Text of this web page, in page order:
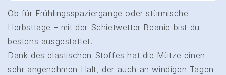
Ob für Frühlingsspaziergänge oder stürmische
Herbsttage – mit der Schietwetter Beanie bist du
bestens ausgestattet.
Dank des elastischen Stoffes hat die Mütze einen
sehr angenehmen Halt, der auch an windigen Tagen